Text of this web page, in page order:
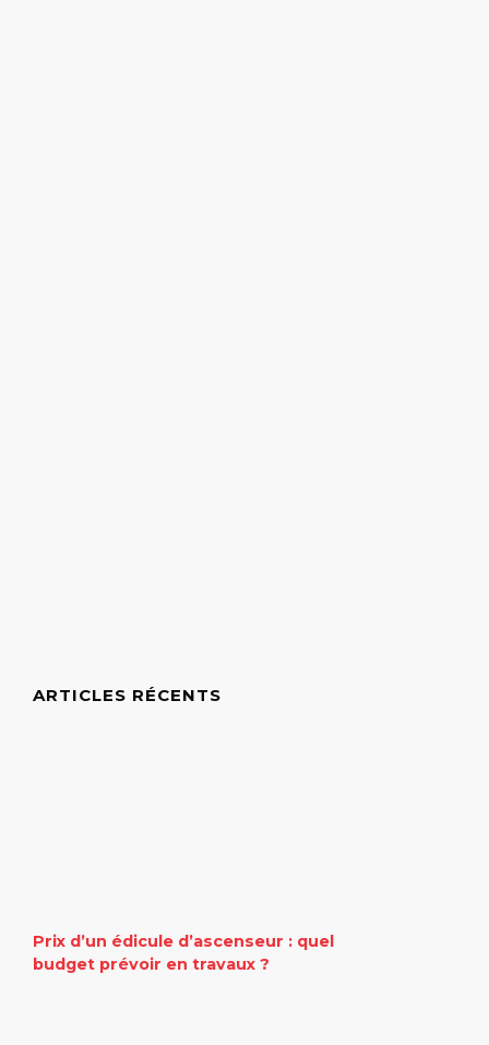
ARTICLES RÉCENTS
Prix d’un édicule d’ascenseur : quel
budget prévoir en travaux ?